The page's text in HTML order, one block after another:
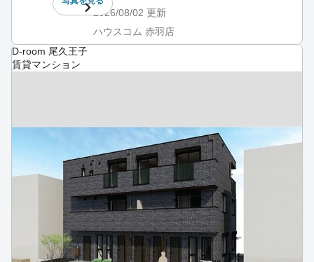
2026/08/02 更新
ハウスコム 赤羽店
D-room 尾久王子
賃貸マンション